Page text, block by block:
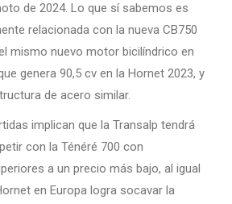
de 2024. Lo que sí sabemos es
relacionada con la nueva CB750
mismo nuevo motor bicilíndrico en
genera 90,5 cv en la Hornet 2023, y
de acero similar.
implican que la Transalp tendrá
con la Ténéré 700 con
a un precio más bajo, al igual
en Europa logra socavar la